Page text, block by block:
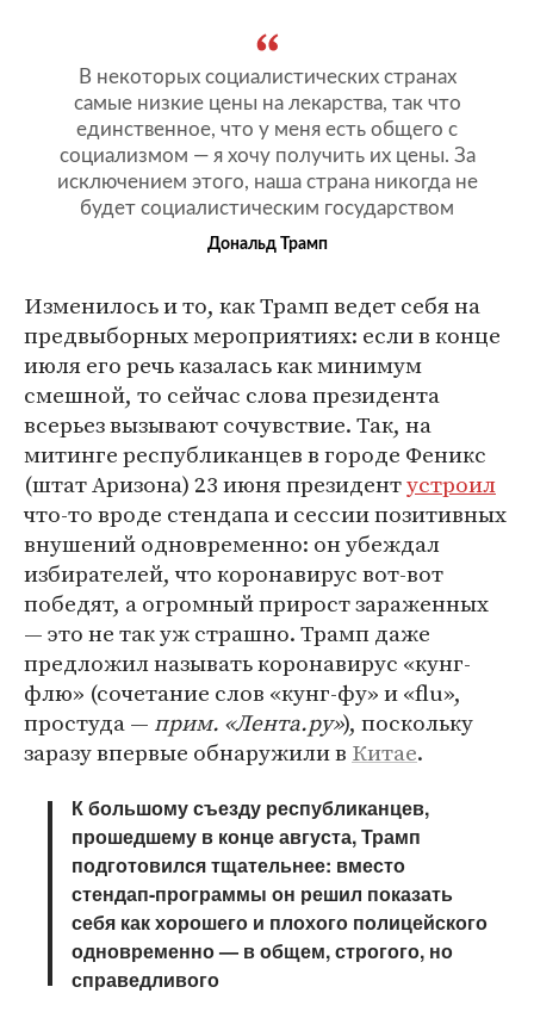
В некоторых социалистических странах
самые низкие цены на лекарства, так что
единственное, что у меня есть общего с
социализмом — я хочу получить их цены. За
исключением этого, наша страна никогда не
будет социалистическим государством
Дональд Трамп
Изменилось и то, как Трамп ведет себя на
предвыборных мероприятиях: если в конце
июля его речь казалась как минимум
смешной, то сейчас слова президента
всерьез вызывают сочувствие. Так, на
митинге республиканцев в городе Феникс
(штат Аризона) 23 июня президентустроил
что-то вроде стендапа и сессии позитивных
внушений одновременно: он убеждал
избирателей, что коронавирус вот-вот
победят, а огромный прирост зараженных
— это не так уж страшно. Трамп даже
предложил называть коронавирус «кунг-
флю» (сочетание слов «кунг-фу» и «flu»,
простуда — прим. «Лента.ру»), поскольку
заразу впервые обнаружили в Китае.
К большому съезду республиканцев,
прошедшему в конце августа, Трамп
подготовился тщательнее: вместо
стендап-программы он решил показать
себя как хорошего и плохого полицейского
одновременно — в общем, строгого, но
справедливого